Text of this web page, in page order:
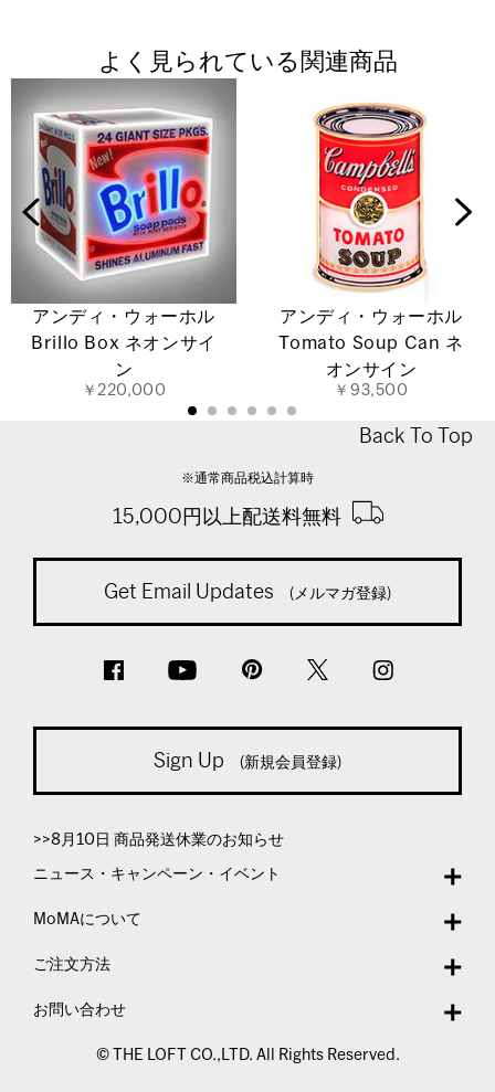
よく見られている関連商品
アンディ・ウォーホル
Brillo Box ネオンサイ
ン
￥220,000
アンディ・ウォーホル
Tomato Soup Can ネ
オンサイン
￥93,500
Back To Top
※通常商品税込計算時
15,000円以上配送料無料
Get Email Updates (メルマガ登録)
Sign Up (新規会員登録)
>>8月10日 商品発送休業のお知らせ
ニュース・キャンペーン・イベント
MoMAについて
ご注文方法
お問い合わせ
© THE LOFT CO.,LTD. All Rights Reserved.